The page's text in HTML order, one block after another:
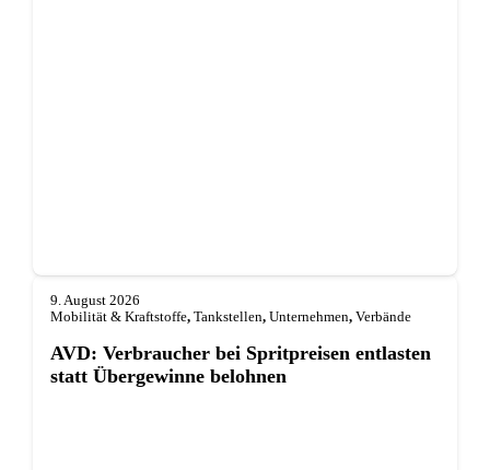
9. August 2026
Mobilität & Kraftstoffe, Tankstellen, Unternehmen, Verbände
AVD: Verbraucher bei Spritpreisen entlasten
statt Übergewinne belohnen